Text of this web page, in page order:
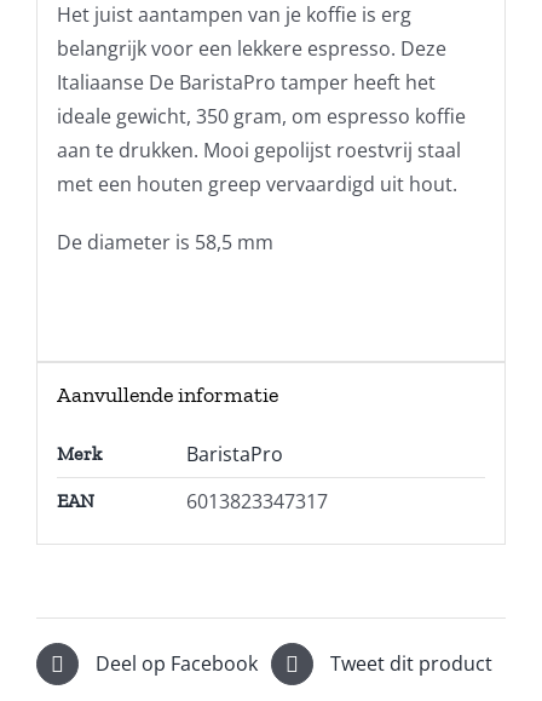
Het juist aantampen van je koffie is erg
belangrijk voor een lekkere espresso. Deze
Italiaanse De BaristaPro tamper heeft het
ideale gewicht, 350 gram, om espresso koffie
aan te drukken. Mooi gepolijst roestvrij staal
met een houten greep vervaardigd uit hout.
De diameter is 58,5 mm
Aanvullende informatie
Merk BaristaPro
EAN 6013823347317
Deel op Facebook Tweet dit product